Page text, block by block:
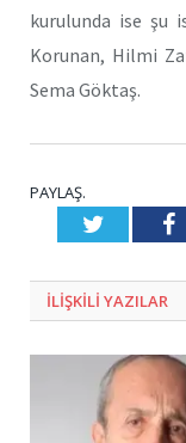
kurulunda ise şu
Korunan, Hilmi
Sema Göktaş.
PAYLAŞ.
Twitter
ILIŞKILI YAZILAR